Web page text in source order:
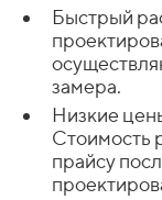
Быстрый
замера.
Низкие
Стоимость
прайсу